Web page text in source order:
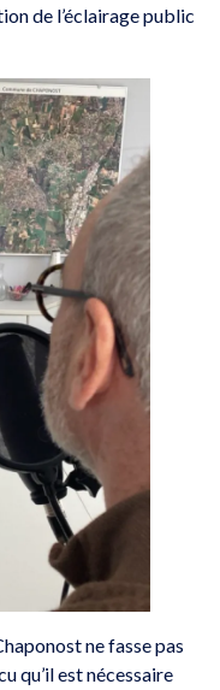
de l’éclairage public
ne fasse pas
qu’il est nécessaire